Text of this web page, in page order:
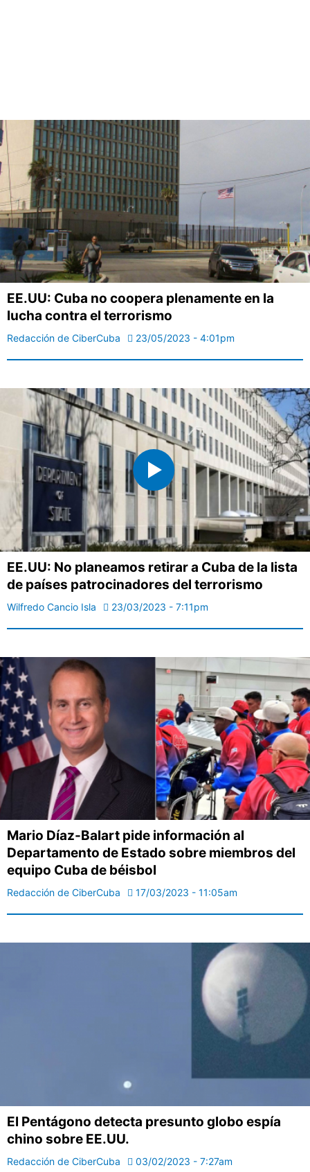
EE.UU: Cuba no coopera plenamente en la
lucha contra el terrorismo
Redacción de CiberCuba 23/05/2023 - 4:01pm
EE.UU: No planeamos retirar a Cuba de la lista
de países patrocinadores del terrorismo
Wilfredo Cancio Isla 23/03/2023 - 7:11pm
Mario Díaz-Balart pide información al
Departamento de Estado sobre miembros del
equipo Cuba de béisbol
Redacción de CiberCuba 17/03/2023 - 11:05am
El Pentágono detecta presunto globo espía
chino sobre EE.UU.
Redacción de CiberCuba 03/02/2023 - 7:27am